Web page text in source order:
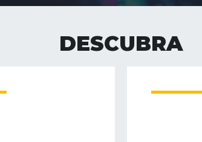
DESCUBRA